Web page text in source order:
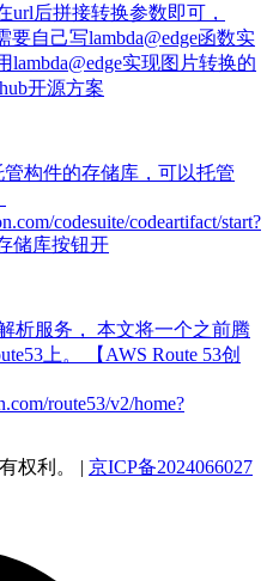
url后拼接转换参数即可，
自己写lambda@edge函数实
实现图片转换的
开源方案
管构件的存储库，可以托管
codesuite/codeartifact/start?
储库按钮开
析服务， 本文将一个之前腾
上。 【AWS Route 53创
route53/v2/home?
权利。 | 京ICP备2024066027